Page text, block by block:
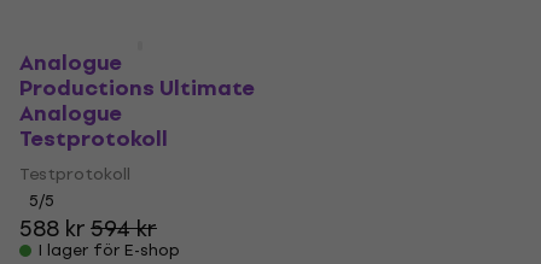
Analogue
Productions Ultimate
Analogue
Testprotokoll
Testprotokoll
5/5
588 kr594 kr
I lager för E-shop